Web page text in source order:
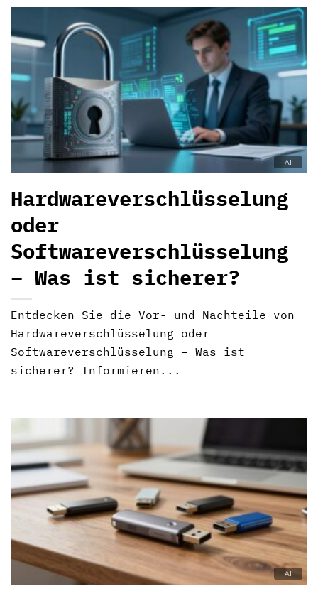
Hardwareverschlüsselung
oder
Softwareverschlüsselung
– Was ist sicherer?
Entdecken Sie die Vor- und Nachteile von
Hardwareverschlüsselung oder
Softwareverschlüsselung – Was ist
sicherer? Informieren...